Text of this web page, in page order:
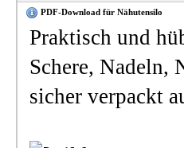
PDF-Download für Nähutensilo
Praktisch und
Schere, Nadeln,
sicher verpackt